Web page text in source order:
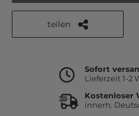
teilen
Sofort
Lieferzeit 1-2
Kostenloser
innerh.